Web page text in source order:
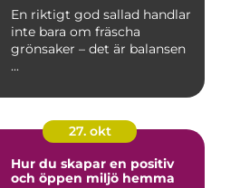
En riktigt god sallad handlar
inte bara om fräscha
grönsaker – det är balansen
...
27. okt
Hur du skapar en positiv
och öppen miljö hemma